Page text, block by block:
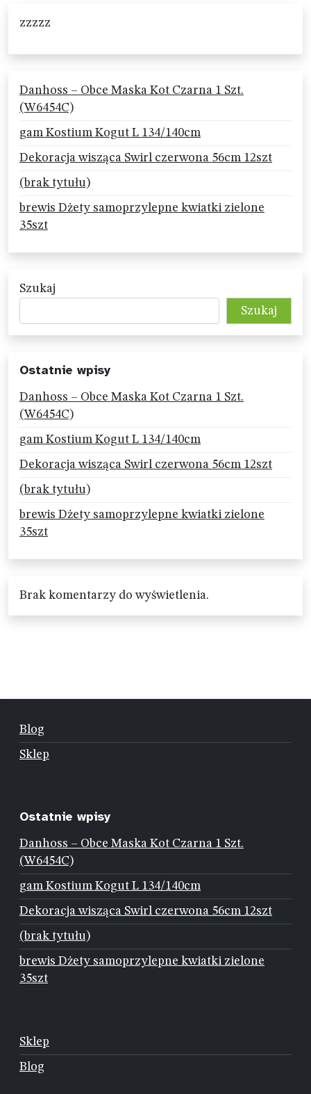
zzzzz
Danhoss – Obce Maska Kot Czarna 1 Szt.
(W6454C)
gam Kostium Kogut L 134/140cm
Dekoracja wisząca Swirl czerwona 56cm 12szt
(brak tytułu)
brewis Dżety samoprzylepne kwiatki zielone
35szt
Szukaj
Szukaj
Ostatnie wpisy
Danhoss – Obce Maska Kot Czarna 1 Szt.
(W6454C)
gam Kostium Kogut L 134/140cm
Dekoracja wisząca Swirl czerwona 56cm 12szt
(brak tytułu)
brewis Dżety samoprzylepne kwiatki zielone
35szt
Brak komentarzy do wyświetlenia.
Blog
Sklep
Ostatnie wpisy
Danhoss – Obce Maska Kot Czarna 1 Szt.
(W6454C)
gam Kostium Kogut L 134/140cm
Dekoracja wisząca Swirl czerwona 56cm 12szt
(brak tytułu)
brewis Dżety samoprzylepne kwiatki zielone
35szt
Sklep
Blog